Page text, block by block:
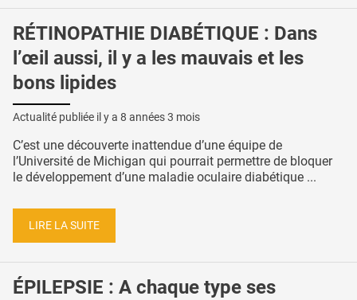
RÉTINOPATHIE DIABÉTIQUE : Dans
l’œil aussi, il y a les mauvais et les
bons lipides
Actualité publiée il y a 8 années 3 mois
C’est une découverte inattendue d’une équipe de
l’Université de Michigan qui pourrait permettre de bloquer
le développement d’une maladie oculaire diabétique ...
LIRE LA SUITE
ÉPILEPSIE : A chaque type ses